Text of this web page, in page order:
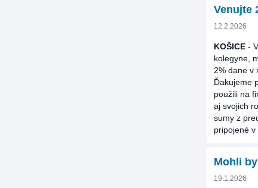
Venujte
12.2.2026
KOŠICE -
kolegyne,
2% dane v
Ďakujeme
použili na
aj svojich
sumy z
pripojené v
Mohli
19.1.2026